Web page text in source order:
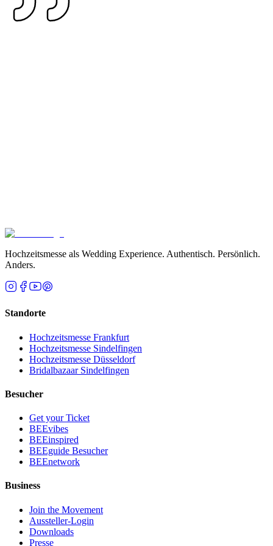
Tickets kaufen
Hochzeitsmesse als Wedding Experience. Authentisch. Persönlich.
Anders.
Standorte
Hochzeitsmesse Frankfurt
Hochzeitsmesse Sindelfingen
Hochzeitsmesse Düsseldorf
Bridalbazaar Sindelfingen
Besucher
Get your Ticket
BEEvibes
BEEinspired
BEEguide Besucher
BEEnetwork
Business
Join the Movement
Aussteller-Login
Downloads
Presse